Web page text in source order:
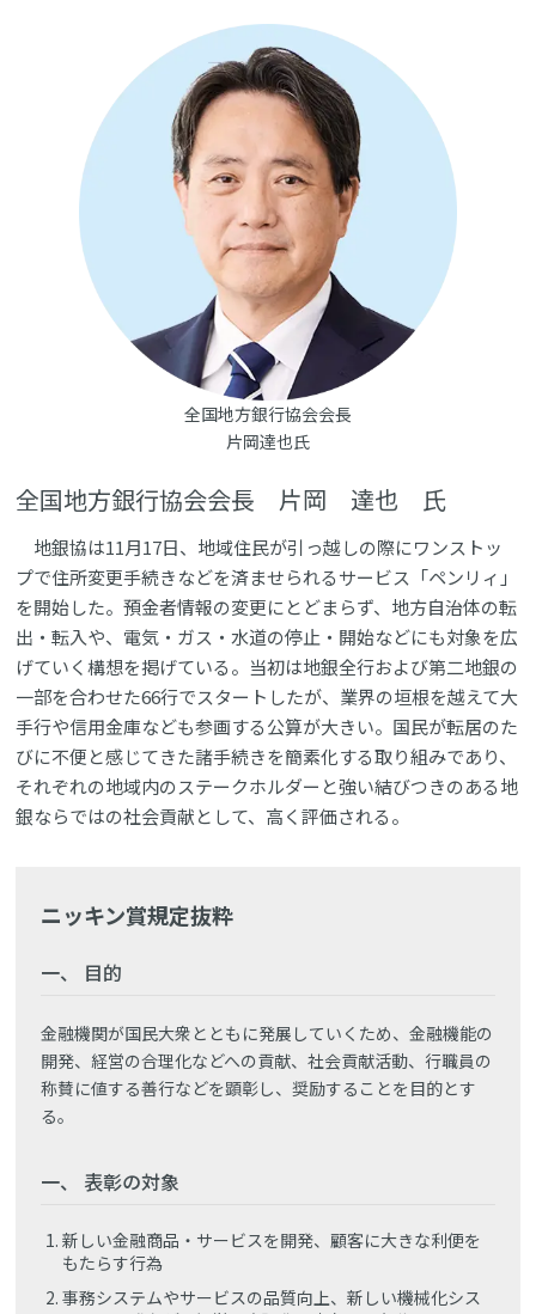
全国地方銀行協会会長
片岡達也氏
全国地方銀行協会会長 片岡 達也 氏
地銀協は11月17日、地域住民が引っ越しの際にワンストッ
プで住所変更手続きなどを済ませられるサービス「ペンリィ」
を開始した。預金者情報の変更にとどまらず、地方自治体の転
出・転入や、電気・ガス・水道の停止・開始などにも対象を広
げていく構想を掲げている。当初は地銀全行および第二地銀の
一部を合わせた66行でスタートしたが、業界の垣根を越えて大
手行や信用金庫なども参画する公算が大きい。国民が転居のた
びに不便と感じてきた諸手続きを簡素化する取り組みであり、
それぞれの地域内のステークホルダーと強い結びつきのある地
銀ならではの社会貢献として、高く評価される。
ニッキン賞規定抜粋
一、 目的
金融機関が国民大衆とともに発展していくため、金融機能の
開発、経営の合理化などへの貢献、社会貢献活動、行職員の
称賛に値する善行などを顕彰し、奨励することを目的とす
る。
一、 表彰の対象
新しい金融商品・サービスを開発、顧客に大きな利便を
もたらす行為
事務システムやサービスの品質向上、新しい機械化シス